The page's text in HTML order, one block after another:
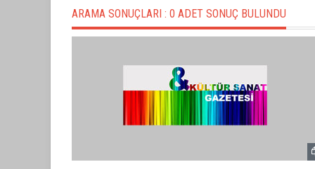
ARAMA SONUÇLARI : 0 ADET SONUÇ BULUNDU